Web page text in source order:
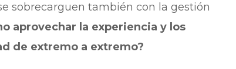
sobrecarguen también con la gestión
aprovechar la experiencia y los
de extremo a extremo?